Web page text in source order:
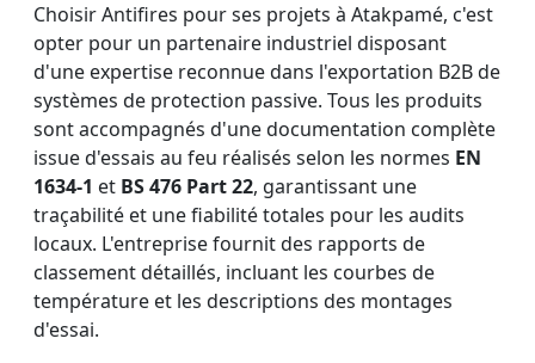
Choisir Antifires pour ses projets à Atakpamé, c'est
opter pour un partenaire industriel disposant
d'une expertise reconnue dans l'exportation B2B de
systèmes de protection passive. Tous les produits
sont accompagnés d'une documentation complète
issue d'essais au feu réalisés selon les normes EN
1634-1 et BS 476 Part 22, garantissant une
traçabilité et une fiabilité totales pour les audits
locaux. L'entreprise fournit des rapports de
classement détaillés, incluant les courbes de
température et les descriptions des montages
d'essai.